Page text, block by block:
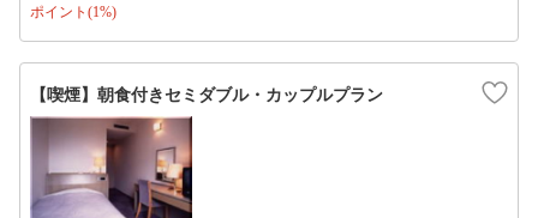
ポイント(1%)
【喫煙】朝食付きセミダブル・カップルプラン